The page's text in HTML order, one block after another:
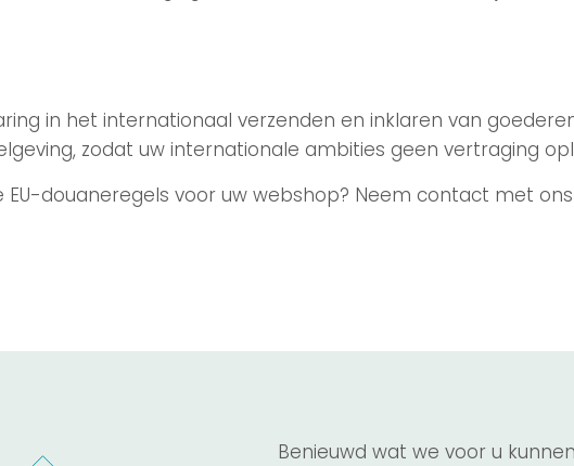
in het internationaal verzenden en inklaren van
zodat uw internationale ambities geen vertraging
douaneregels voor uw webshop? Neem contact met
Benieuwd wat we voor u